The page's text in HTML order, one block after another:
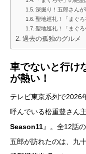
深掘り！五郎さんが
聖地巡礼！「まぐ
聖地巡礼！「まぐ
過去の孤独のグルメ
車でないと行け
が熱い！
テレビ東京系列で2026
呼んでいる松重豊さん
Season11』。全12話
五郎が訪れたのは、九